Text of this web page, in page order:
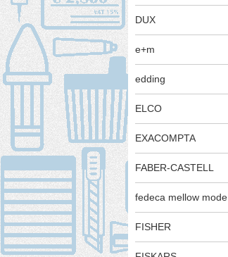
DUX
e+m
edding
ELCO
EXACOMPTA
FABER-CASTELL
fedeca mellow mode
FISHER